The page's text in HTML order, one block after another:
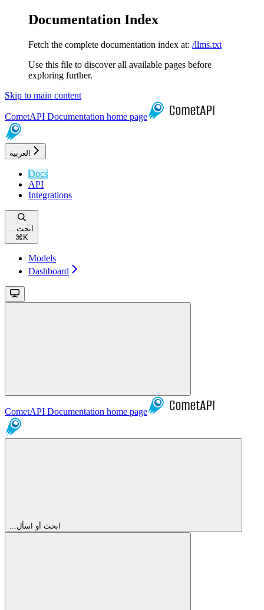
Documentation Index
Fetch the complete documentation index at: /llms.txt
Use this file to discover all available pages before
exploring further.
Skip to main content
CometAPI Documentation home page
العربية
Docs
API
Integrations
...ابحث
⌘ K
Models
Dashboard
CometAPI Documentation home page
...ابحث أو اسأل